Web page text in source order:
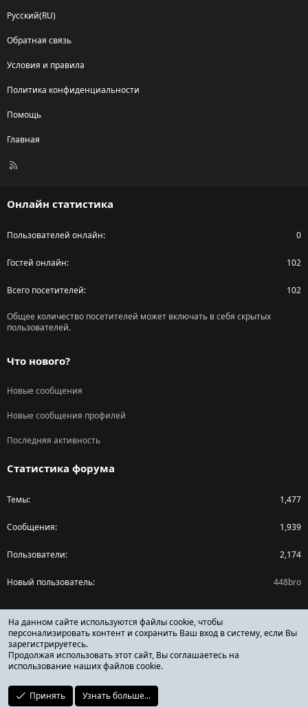
Русский(RU)
Обратная связь
Условия и правила
Политика конфиденциальности
Помощь
Главная
R
Онлайн статистика
Пользователей онлайн 0
Гостей онлайн 102
Всего посетителей 102
Общее количество посетителей может включать в себя скрытых
пользователей.
Что нового?
Новые сообщения
Новые сообщения профилей
Последняя активность
Статистика форума
Темы 1,477
Сообщения 1,939
Пользователи 2,174
Новый пользователь 448bro
Поделиться страницей
Facebook
X (Twitter)
Reddit
ОТЗЫВЫ ОНЛАЙН ФОРУМ
На данном сайте используются файлы cookie, чтобы
персонализировать контент и сохранить Ваш вход в систему, если Вы
зарегистрируетесь.
Продолжая использовать этот сайт, Вы соглашаетесь на
использование наших файлов cookie.
Принять Узнать больше...